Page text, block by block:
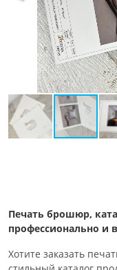
Печать брошюр,
профессионально и
Хотите заказать